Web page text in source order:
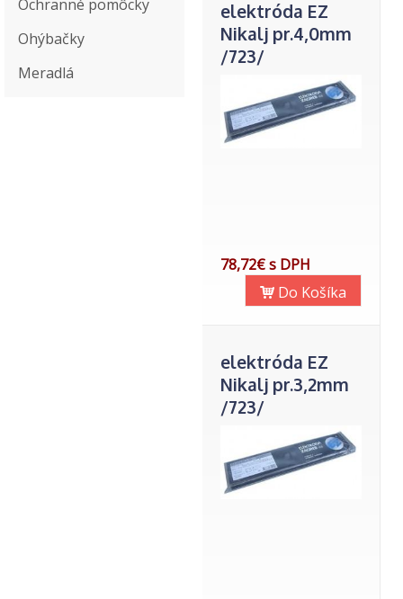
Ochranné pomôcky
Ohýbačky
Meradlá
elektróda EZ
Nikalj pr.4,0mm
/723/
78,72€ s DPH
Do Košíka
elektróda EZ
Nikalj pr.3,2mm
/723/